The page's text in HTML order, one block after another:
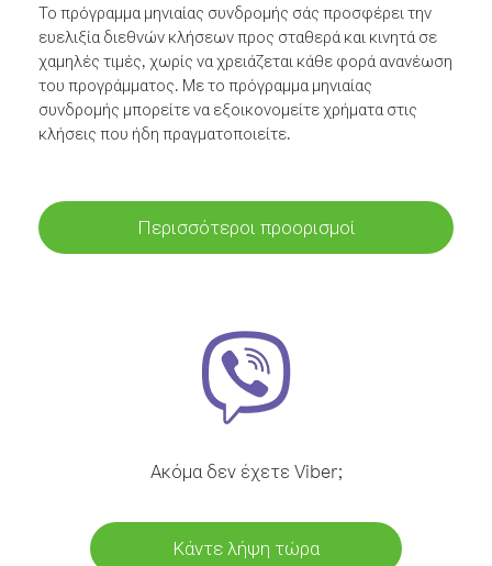
Το πρόγραμμα μηνιαίας συνδρομής σάς προσφέρει την
ευελιξία διεθνών κλήσεων προς σταθερά και κινητά σε
χαμηλές τιμές, χωρίς να χρειάζεται κάθε φορά ανανέωση
του προγράμματος. Με το πρόγραμμα μηνιαίας
συνδρομής μπορείτε να εξοικονομείτε χρήματα στις
κλήσεις που ήδη πραγματοποιείτε.
Περισσότεροι προορισμοί
Ακόμα δεν έχετε Viber;
Κάντε λήψη τώρα